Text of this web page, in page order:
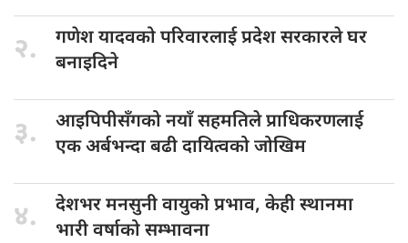
२. गणेश यादवकोपरिवारलाई प्रदेश सरकारले घर
बनाइदिने
३. आइपिपीसँगको नयाँसहमतिले प्राधिकरणलाई
एक अर्बभन्दा बढी दायित्वको जोखिम
४. देशभर मनसुनीवायुको प्रभाव, केही स्थानमा
भारी वर्षाको सम्भावना